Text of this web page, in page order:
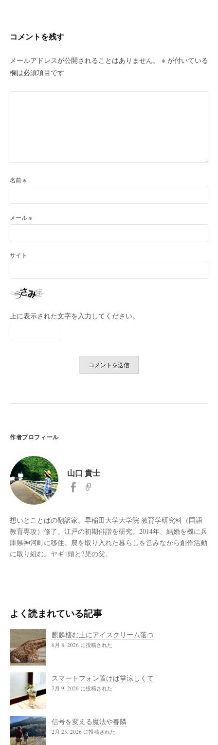
ン
コメントを残す
メールアドレスが公開されることはありません。 ※ が付いている
欄は必須項目です
名前※
メール※
サイト
上に表示された文字を入力してください。
作者プロフィール
山口 貴士
想いとことばの翻訳家。早稲田大学大学院 教育学研究科（国語
教育専攻）修了。江戸の初期俳諧を研究。2014年、結婚を機に兵
庫県神河町に移住。農を取り入れた暮らしを営みながら創作活動
に取り組む。ヤギ1頭と2児の父。
よく読まれている記事
麒麟棲む土にアイスクリーム落つ
6月 8, 2026 に投稿された
スマートフォン置けば掌涼しくて
7月 9, 2026 に投稿された
信号を変える魔法や春隣
2月 23, 2026 に投稿された